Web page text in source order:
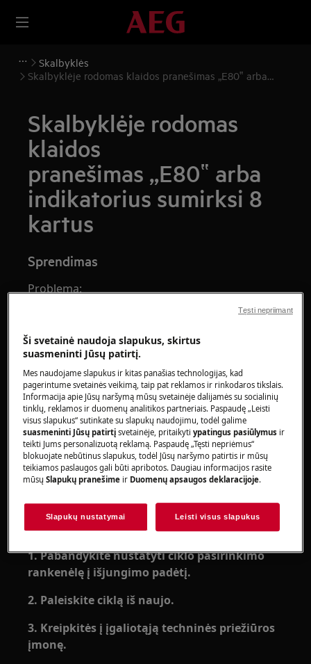
Skalbyklės
Skalbyklėje rodomas klaidos pranešimas „E80‟ arba
Skalbyklėje rodomas
klaidos
pranešimas „E80‟ arba
indikatorius sumirksi 8
kartus
Sprendimas
Problema:
skalbyklėje rodomas klaidos pranešimas
„E80
‟ arba indikatorius sumirksi 8 kartus.
Tai reiškia, kad buvo netinkamai nustatyta
ciklo pasirinkimo rankenėlė, arba skalbyklė
buvo paleista ciklo pasirinkimo rankenėlę
nustačius viduryje tarp dviejų skalbimo
ciklų.
Taikoma:
per priekį kraunamoms skalbyklėms
(įmontuojamoms ir atskirai pastatomoms);
per viršų kraunamoms skalbyklėms.
Sprendimas:
1. Pabandykite nustatyti ciklo pasirinkimo
rankenėlę į išjungimo padėtį.
2. Paleiskite ciklą iš naujo.
3. Kreipkitės į įgaliotąją techninės priežiūros
įmonę.
Ši svetainė naudoja slapukus, skirtus
suasmeninti Jūsų patirtį.
Mes naudojame slapukus ir kitas panašias technologijas, kad
pagerintume svetainės veikimą, taip pat reklamos ir rinkodaros tikslais.
Informacija apie Jūsų naršymą mūsų svetainėje dalijamės su socialinių
tinklų, reklamos ir duomenų analitikos partneriais. Paspaudę „Leisti
visus slapukus“ sutinkate su slapukų naudojimu, todėl galime
suasmeninti Jūsų patirtįsvetainėje, pritaikytiypatingus pasiūlymus ir
teikti Jums personalizuotą reklamą. Paspaudę „Tęsti nepriėmus“
blokuojate nebūtinus slapukus, todėl Jūsų naršymo patirtis ir mūsų
teikiamos paslaugos gali būti apribotos. Daugiau informacijos rasite
mūsųSlapukų pranešime ir Duomenų apsaugos deklaracijoje.
Slapukų nustatymai Leisti visus slapukus
Tęsti nepriimant